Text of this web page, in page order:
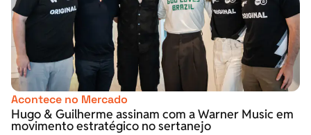
Acontece no Mercado
Hugo & Guilherme assinam com a Warner Music em
movimento estratégico no sertanejo